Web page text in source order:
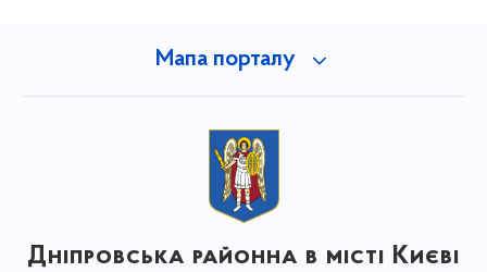
Мапа порталу
Дніпровська районна в місті Києві